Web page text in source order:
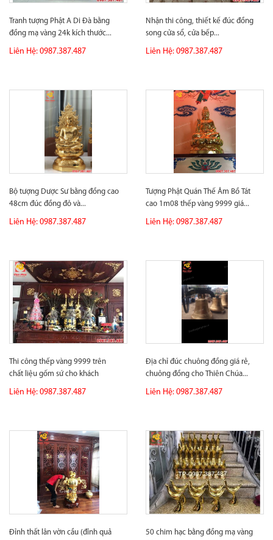
Tranh tượng Phật A Di Đà bằng
đồng mạ vàng 24k kích thước...
Liên Hệ: 0987.387.487
Nhận thi công, thiết kế đúc đồng
song cửa sổ, cửa bếp...
Liên Hệ: 0987.387.487
Bộ tượng Dược Sư bằng đồng cao
48cm đúc đồng đỏ và...
Liên Hệ: 0987.387.487
Tượng Phật Quán Thế Âm Bồ Tát
cao 1m08 thếp vàng 9999 giá...
Liên Hệ: 0987.387.487
Thi công thếp vàng 9999 trên
chất liệu gốm sứ cho khách
Liên Hệ: 0987.387.487
Địa chỉ đúc chuông đồng giá rẻ,
chuông đồng cho Thiên Chúa...
Liên Hệ: 0987.387.487
Đỉnh thất lân vờn cầu (đỉnh quả
50 chim hạc bằng đồng mạ vàng